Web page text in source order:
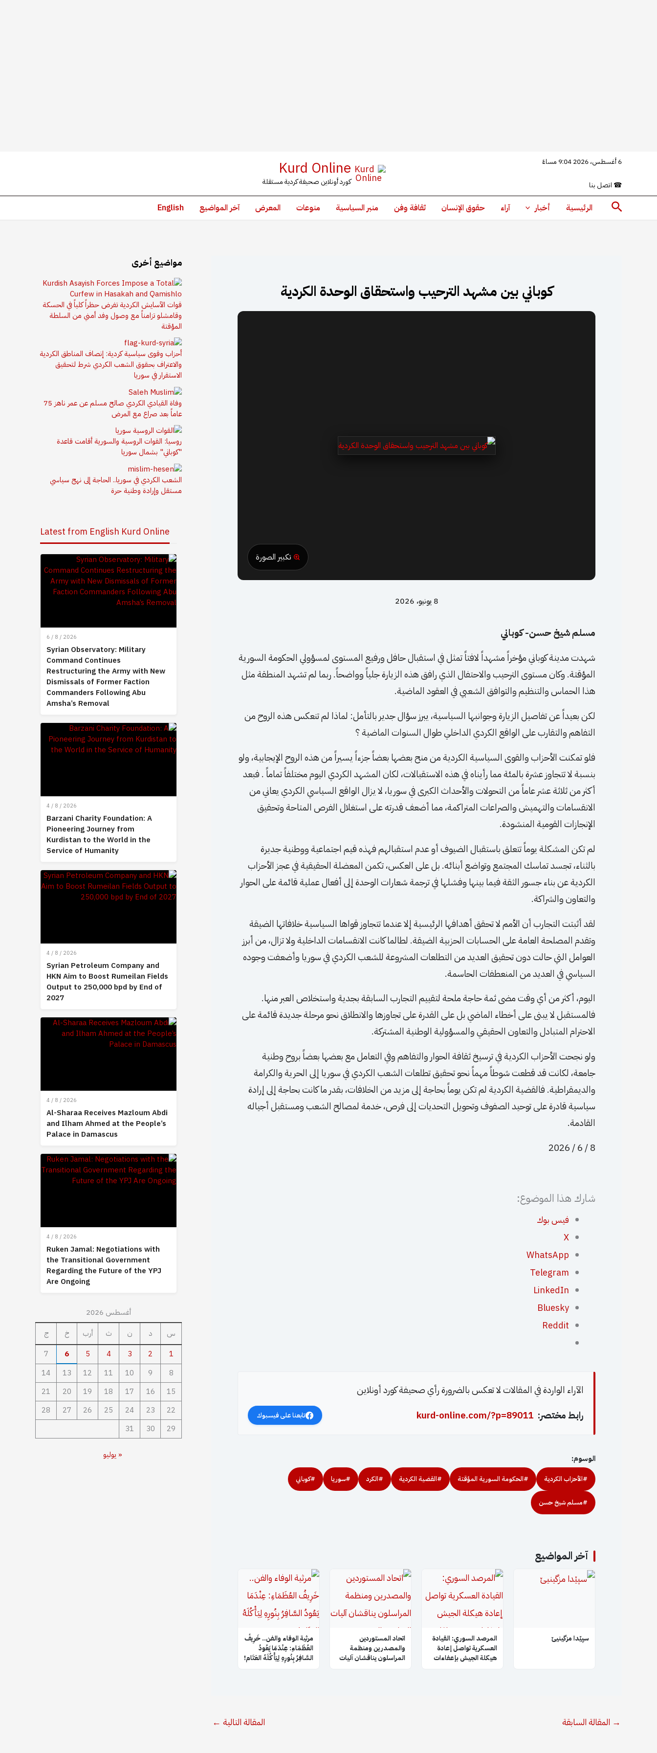
المحتوى
6 أغسطس، 2026 9:04 مساءً
☎ اتصل بنا
Kurd Online
كورد أونلاين صحيفة كردية مستقلة
البحث الرئيسية أخبار آراء حقوق الإنسان ثقافة وفن منبر السياسية منوعات المعرض آخر المواضيع English
كوباني بين مشهد الترحيب واستحقاق الوحدة الكردية
تكبير الصورة
8 يونيو، 2026
مسلم شيخ حسن- كوباني
شهدت مدينة كوباني مؤخراً مشهداً لافتاً تمثل في استقبال حافل ورفيع المستوى لمسؤولي الحكومة السورية
المؤقتة. وكان مستوى الترحيب والاحتفال الذي رافق هذه الزيارة جلياً وواضحاً. ربما لم تشهد المنطقة مثل
هذا الحماس والتنظيم والتوافق الشعبي في العقود الماضية.
لكن بعيداً عن تفاصيل الزيارة وجوانبها السياسية، يبرز سؤال جدير بالتأمل: لماذا لم تنعكس هذه الروح من
التفاهم والتقارب على الواقع الكردي الداخلي طوال السنوات الماضية ؟
فلو تمكنت الأحزاب والقوى السياسية الكردية من منح بعضها بعضاً جزءاً يسيراً من هذه الروح الإيجابية، ولو
بنسبة لا تتجاوز عشرة بالمئة مما رأيناه في هذه الاستقبالات، لكان المشهد الكردي اليوم مختلفاً تماماً . فبعد
أكثر من ثلاثة عشر عاماً من التحولات والأحداث الكبرى في سوريا، لا يزال الواقع السياسي الكردي يعاني من
الانقسامات والتهميش والصراعات المتراكمة، مما أضعف قدرته على استغلال الفرص المتاحة وتحقيق
الإنجازات القومية المنشودة.
لم تكن المشكلة يوماً تتعلق باستقبال الضيوف أو عدم استقبالهم فهذه قيم اجتماعية ووطنية جديرة
بالثناء، تجسد تماسك المجتمع وتواضع أبنائه. بل على العكس، تكمن المعضلة الحقيقية في عجز الأحزاب
الكردية عن بناء جسور الثقة فيما بينها وفشلها في ترجمة شعارات الوحدة إلى أفعال عملية قائمة على الحوار
والتعاون والشراكة.
لقد أثبتت التجارب أن الأمم لا تحقق أهدافها الرئيسية إلا عندما تتجاوز قواها السياسية خلافاتها الضيقة
وتقدم المصلحة العامة على الحسابات الحزبية الضيقة. لطالما كانت الانقسامات الداخلية ولا تزال، من أبرز
العوامل التي حالت دون تحقيق العديد من التطلعات المشروعة للشعب الكردي في سوريا وأضعفت وجوده
السياسي في العديد من المنعطفات الحاسمة.
اليوم، أكثر من أي وقت مضى ثمة حاجة ملحة لتقييم التجارب السابقة بجدية واستخلاص العبر منها.
فالمستقبل لا يبنى على أخطاء الماضي بل على القدرة على تجاوزها والانطلاق نحو مرحلة جديدة قائمة على
الاحترام المتبادل والتعاون الحقيقي والمسؤولية الوطنية المشتركة.
ولو نجحت الأحزاب الكردية في ترسيخ ثقافة الحوار والتفاهم وفي التعامل مع بعضها بعضاً بروح وطنية
جامعة، لكانت قد قطعت شوطاً مهماً نحو تحقيق تطلعات الشعب الكردي في سوريا إلى الحرية والكرامة
والديمقراطية. فالقضية الكردية لم تكن يوماً بحاجة إلى مزيد من الخلافات، بقدر ما كانت بحاجة إلى إرادة
سياسية قادرة على توحيد الصفوف وتحويل التحديات إلى فرص، خدمة لمصالح الشعب ومستقبل أجياله
القادمة.
8 / 6 / 2026
شارك هذا الموضوع:
فيس بوك
X
WhatsApp
Telegram
LinkedIn
Bluesky
Reddit
الآراء الواردة في المقالات لا تعكس بالضرورة رأي صحيفة كورد أونلاين
رابط مختصر: kurd-online.com/?p=89011 تابعنا على فيسبوك
الوسوم:
#الأحزاب الكردية #الحكومة السورية المؤقتة #القضية الكردية #الكرد #سوريا #كوباني
#مسلم شيخ حسن
آخر المواضيع
سپێدا مزگینیێ
المرصد السوري: القيادة
العسكرية تواصل إعادة
هيكلة الجيش بإعفاءات
اتحاد المستوردين
والمصدرين ومنظمة
المراسلون يناقشان آليات
​مرثية الوفاء والفن.. خَرِيفُ
العُظَمَاءِ: عِنْدَمَا يَعُودُ
السَّافِرُ بِنُورِهِ لِيَأْكُلَهُ العَتَام!
→ المقالة السابقة المقالة التالية ←
مواضيع أخرى
قوات الآسايش الكردية تفرض حظراً كلياً في الحسكة
وقامشلو تزامناً مع وصول وفد أمني من السلطة
المؤقتة
أحزاب وقوى سياسية كردية: إنصاف المناطق الكردية
والاعتراف بحقوق الشعب الكردي شرط لتحقيق
الاستقرار في سوريا
وفاة القيادي الكردي صالح مسلم عن عمر ناهز 75
عاماً بعد صراع مع المرض
روسيا: القوات الروسية والسورية أقامت قاعدة
"كوباني" بشمال سوريا
الشعب الكردي في سوريا.. الحاجة إلى نهج سياسي
مستقل وإرادة وطنية حرة
Latest from English Kurd Online
6 / 8 / 2026
Syrian Observatory: Military
Command Continues
Restructuring the Army with New
Dismissals of Former Faction
Commanders Following Abu
Amsha’s Removal
4 / 8 / 2026
Barzani Charity Foundation: A
Pioneering Journey from
Kurdistan to the World in the
Service of Humanity
4 / 8 / 2026
Syrian Petroleum Company and
HKN Aim to Boost Rumeilan Fields
Output to 250,000 bpd by End of
2027
4 / 8 / 2026
Al-Sharaa Receives Mazloum Abdi
and Ilham Ahmed at the People’s
Palace in Damascus
4 / 8 / 2026
Ruken Jamal: Negotiations with
the Transitional Government
Regarding the Future of the YPJ
Are Ongoing
أغسطس 2026
س
د ن ث أرب خ
ج
1
2
3
4
5
6
7
8
9
10
11
12
13
14
15
16
17
18
19
20
21
22
23
24
25
26
27
28
29
30
31
« يوليو